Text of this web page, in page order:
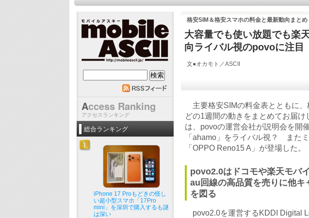
格安SIM＆格安スマホの料金と最新動向まとめ
大容量でも使い放題でも楽
向ライバル視のpovoに注目
文●オカモト／ASCII
主要格安SIMの料金表とともに、
どの1週間の動きをまとめてお届
は、povoの運営会社が説明会を開
「ahamo」をライバル視？ また
「OPPO Reno15 A」が登場した。
povo2.0はドコモや楽天モバ
au回線の高品質を売りに他
を図る
povo2.0を運営するKDDI Digital
mobile ASCII
Access Ranking
アクセスランキング
総合ランキング
iPhone 17 Proもどきの怪し
い超小型スマホ「17Pro
mini」を深圳で購入するも謎
は深い